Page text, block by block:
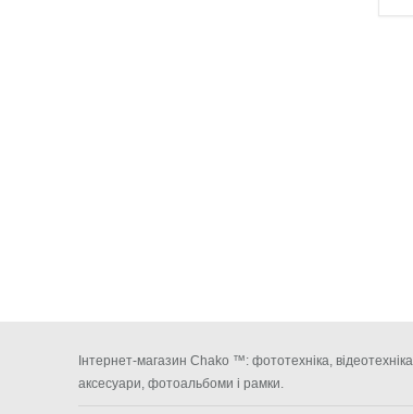
Інтернет-магазин Chako ™: фототехніка, відеотехніка,
аксесуари, фотоальбоми і рамки.